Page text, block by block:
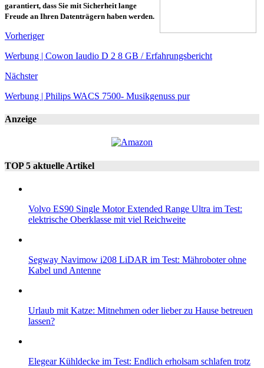
garantiert, dass Sie mit Sicherheit lange
Freude an Ihren Datenträgern haben werden.
Vorheriger
Werbung | Cowon Iaudio D 2 8 GB / Erfahrungsbericht
Nächster
Werbung | Philips WACS 7500- Musikgenuss pur
Anzeige
TOP 5 aktuelle Artikel
Volvo ES90 Single Motor Extended Range Ultra im Test:
elektrische Oberklasse mit viel Reichweite
Segway Navimow i208 LiDAR im Test: Mähroboter ohne
Kabel und Antenne
Urlaub mit Katze: Mitnehmen oder lieber zu Hause betreuen
lassen?
Elegear Kühldecke im Test: Endlich erholsam schlafen trotz